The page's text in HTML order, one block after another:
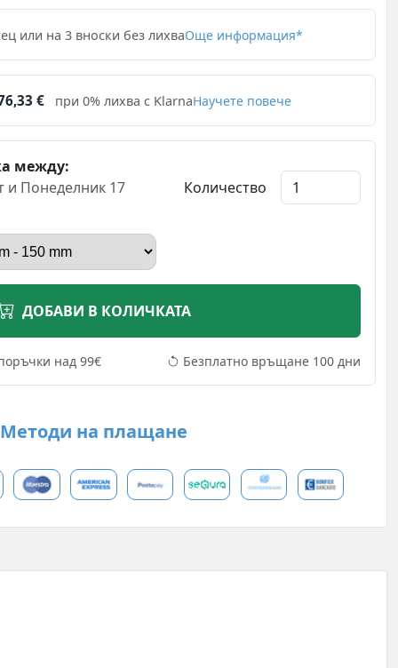
или на 3 вноски без лихваОще информация*
€ при 0% лихва с KlarnaНаучете повече
между:
и Понеделник 17
Количество
ДОБАВИ В КОЛИЧКАТА
над 99€ Безплатно връщане 100 дни
Методи на плащане